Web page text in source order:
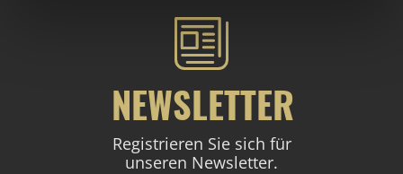
NEWSLETTER
Registrieren Sie sich für
unseren Newsletter.